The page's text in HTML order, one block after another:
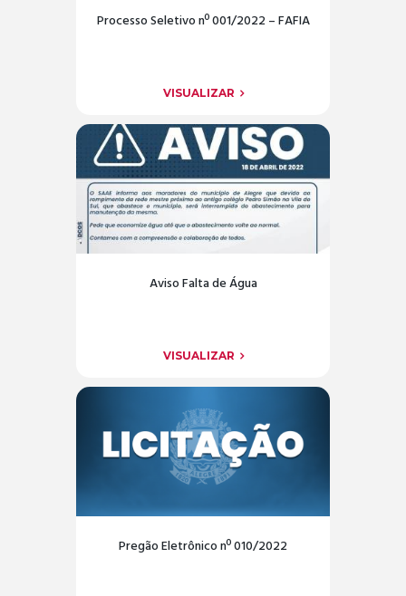
Processo Seletivo nº 001/2022 – FAFIA
VISUALIZAR
Aviso Falta de Água
VISUALIZAR
Pregão Eletrônico nº 010/2022